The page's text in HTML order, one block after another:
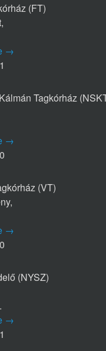
(FT)
→
Tagkórház
→
(VT)
→
(NYSZ)
→